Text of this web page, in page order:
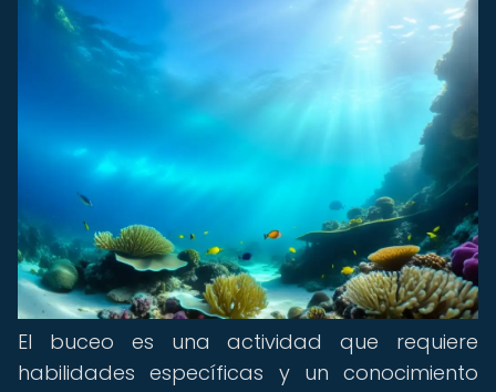
El buceo es una actividad que requiere
habilidades específicas y un conocimiento